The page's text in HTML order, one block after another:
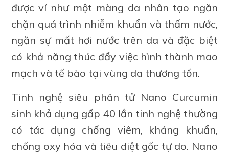
được ví như một màng da nhân tạo ngăn
chặn quá trình nhiễm khuẩn và thấm nước,
ngăn sự mất hơi nước trên da và đặc biệt
có khả năng thúc đẩy việc hình thành mao
mạch và tế bào tại vùng da thương tổn.
Tinh nghệ siêu phân tử Nano Curcumin
sinh khả dụng gấp 40 lần tinh nghệ thường
có tác dụng chống viêm, kháng khuẩn,
chống oxy hóa và tiêu diệt gốc tự do. Nano